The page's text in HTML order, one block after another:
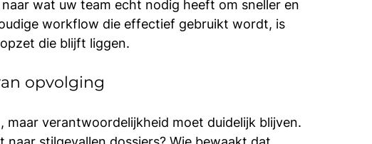
wat uw team echt nodig heeft om sneller en
workflow die effectief gebruikt wordt, is
die blijft liggen.
opvolging
maar verantwoordelijkheid moet duidelijk blijven.